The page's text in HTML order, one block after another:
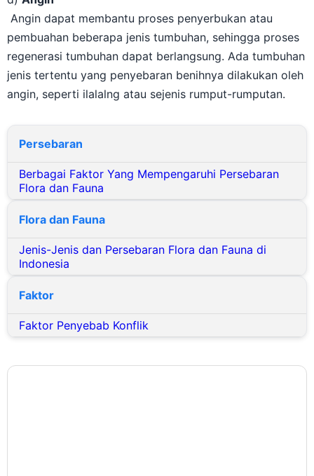
Angin dapat membantu proses penyerbukan atau
pembuahan beberapa jenis tumbuhan, sehingga proses
regenerasi tumbuhan dapat berlangsung. Ada tumbuhan
jenis tertentu yang penyebaran benihnya dilakukan oleh
angin, seperti ilalalng atau sejenis rumput-rumputan.
Persebaran
Berbagai Faktor Yang Mempengaruhi Persebaran
Flora dan Fauna
Flora dan Fauna
Jenis-Jenis dan Persebaran Flora dan Fauna di
Indonesia
Faktor
Faktor Penyebab Konflik